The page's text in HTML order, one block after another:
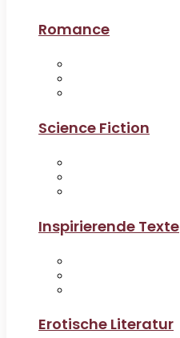
Romance
Science Fiction
Inspirierende Texte
Erotische Literatur